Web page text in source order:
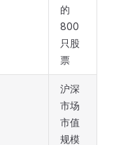
的
800
只股
票
沪深
市场
市值
规模